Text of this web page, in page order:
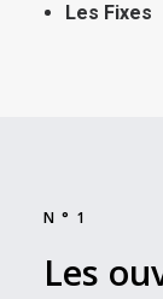
Les Fixes
N°1
Les